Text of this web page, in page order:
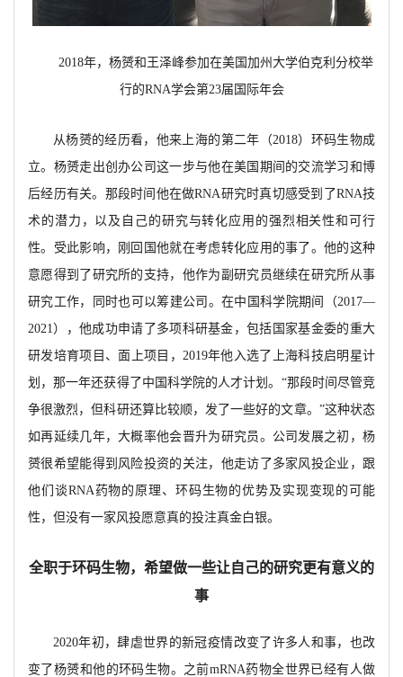
2018年，杨赟和王泽峰参加在美国加州大学伯克利分校举
行的RNA学会第23届国际年会
从杨赟的经历看，他来上海的第二年（2018）环码生物成
立。杨赟走出创办公司这一步与他在美国期间的交流学习和博
后经历有关。那段时间他在做RNA研究时真切感受到了RNA技
术的潜力，以及自己的研究与转化应用的强烈相关性和可行
性。受此影响，刚回国他就在考虑转化应用的事了。他的这种
意愿得到了研究所的支持，他作为副研究员继续在研究所从事
研究工作，同时也可以筹建公司。在中国科学院期间（2017—
2021），他成功申请了多项科研基金，包括国家基金委的重大
研发培育项目、面上项目，2019年他入选了上海科技启明星计
划，那一年还获得了中国科学院的人才计划。 “那段时间尽管竞
争很激烈，但科研还算比较顺，发了一些好的文章。”这种状态
如再延续几年，大概率他会晋升为研究员。公司发展之初，杨
赟很希望能得到风险投资的关注，他走访了多家风投企业，跟
他们谈RNA药物的原理、环码生物的优势及实现变现的可能
性，但没有一家风投愿意真的投注真金白银。
全职于环码生物，希望做一些让自己的研究更有意义的
事
2020年初，肆虐世界的新冠疫情改变了许多人和事，也改
变了杨赟和他的环码生物。之前mRNA药物全世界已经有人做